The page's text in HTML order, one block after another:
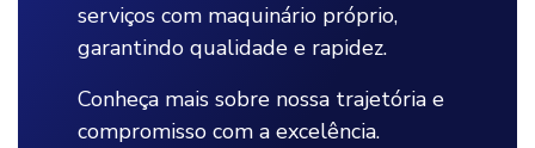
serviços com maquinário próprio,
garantindo qualidade e rapidez.
Conheça mais sobre nossa trajetória e
compromisso com a excelência.